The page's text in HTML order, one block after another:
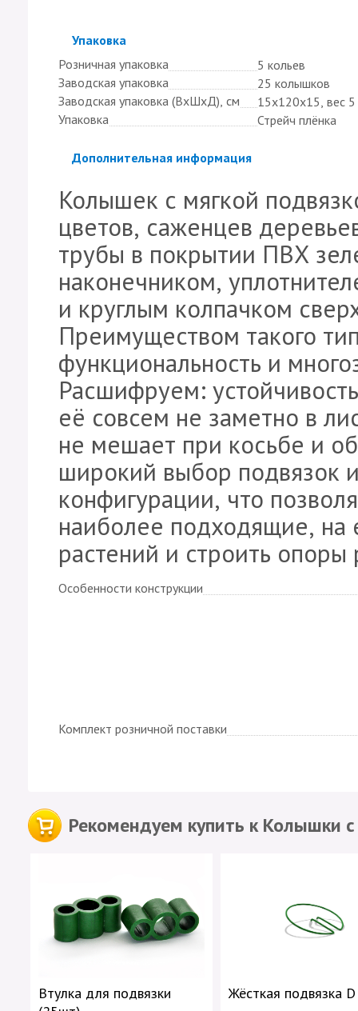
Скрыть
Упаковка
Розничная упаковка
5 кольев
Заводская упаковка
25 колышков
Заводская упаковка (ВхШхД), см
15х120х15, вес 5
Упаковка
Стрейч плёнка
Скрыть
Дополнительная информация
Колышек с мягкой
цветов, саженцев
трубы в покрытии ПВХ
наконечником,
и круглым колпачком
Преимуществом такого
функциональность и
Расшифруем:
её совсем не заметно в
не мешает при косьбе и
широкий выбор подвязок
конфигурации, что
наиболее подходящие, на
растений и строить
Особенности конструкции
Комплект розничной поставки
Рекомендуем купить к Колышки
Втулка для подвязки
Жёсткая подвязка